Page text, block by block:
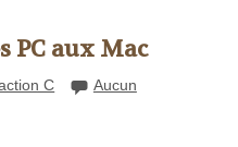
PC aux Mac
C
Aucun